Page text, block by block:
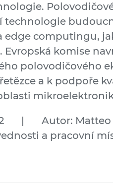
technologie
edge computingu,
komise
polovodičového
a k podpoře
|
Autor:
a pracovní